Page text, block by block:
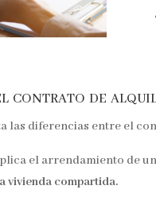
contrato de
las diferencias entre el
el arrendamiento de
vivienda compartida.